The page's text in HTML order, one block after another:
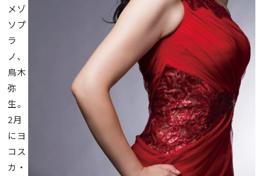
メゾ
ソプ
ラ
ノ、
鳥木
弥
生。
2月
にヨ
コス
カ・